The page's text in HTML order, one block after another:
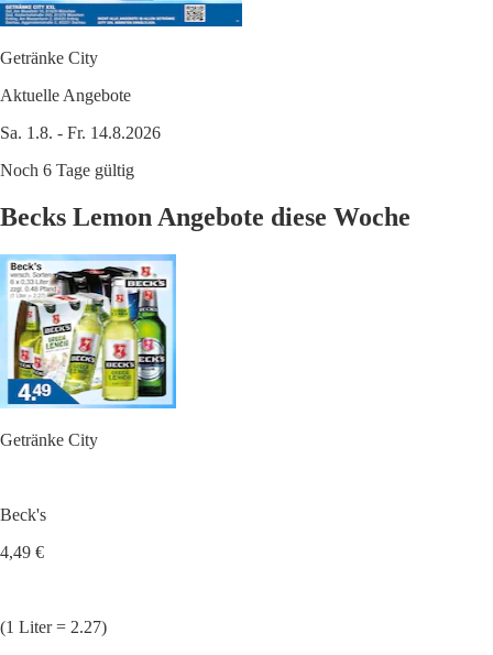
Getränke City
Aktuelle Angebote
Sa. 1.8. - Fr. 14.8.2026
Noch 6 Tage gültig
Becks Lemon Angebote diese Woche
Getränke City
Beck's
4,49 €
(1 Liter = 2.27)